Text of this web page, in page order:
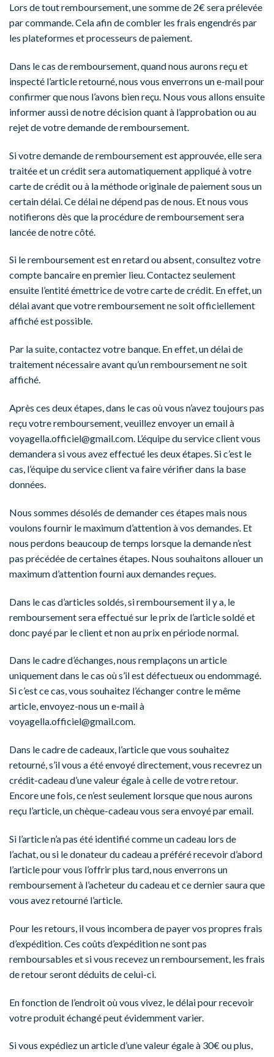
Lors de tout remboursement, une somme de 2€ sera prélevée
par commande. Cela afin de combler les frais engendrés par
les plateformes et processeurs de paiement.
Dans le cas de remboursement, quand nous aurons reçu et
inspecté l’article retourné, nous vous enverrons un e-mail pour
confirmer que nous l’avons bien reçu. Nous vous allons ensuite
informer aussi de notre décision quant à l’approbation ou au
rejet de votre demande de remboursement.
Si votre demande de remboursement est approuvée, elle sera
traitée et un crédit sera automatiquement appliqué à votre
carte de crédit ou à la méthode originale de paiement sous un
certain délai. Ce délai ne dépend pas de nous. Et nous vous
notifierons dès que la procédure de remboursement sera
lancée de notre côté.
Si le remboursement est en retard ou absent, consultez votre
compte bancaire en premier lieu. Contactez seulement
ensuite l’entité émettrice de votre carte de crédit. En effet, un
délai avant que votre remboursement ne soit officiellement
affiché est possible.
Par la suite, contactez votre banque. En effet, un délai de
traitement nécessaire avant qu’un remboursement ne soit
affiché.
Après ces deux étapes, dans le cas où vous n’avez toujours pas
reçu votre remboursement, veuillez envoyer un email à
voyagella.officiel@gmail.com. L’équipe du service client vous
demandera si vous avez effectué les deux étapes. Si c’est le
cas, l’équipe du service client va faire vérifier dans la base
données.
Nous sommes désolés de demander ces étapes mais nous
voulons fournir le maximum d’attention à vos demandes. Et
nous perdons beaucoup de temps lorsque la demande n’est
pas précédée de certaines étapes. Nous souhaitons allouer un
maximum d’attention fourni aux demandes reçues.
Dans le cas d’articles soldés, si remboursement il y a, le
remboursement sera effectué sur le prix de l’article soldé et
donc payé par le client et non au prix en période normal.
Dans le cadre d’échanges, nous remplaçons un article
uniquement dans le cas où s’il est défectueux ou endommagé.
Si c’est ce cas, vous souhaitez l’échanger contre le même
article, envoyez-nous un e-mail à
voyagella.officiel@gmail.com.
Dans le cadre de cadeaux, l’article que vous souhaitez
retourné, s’il vous a été envoyé directement, vous recevrez un
crédit-cadeau d’une valeur égale à celle de votre retour.
Encore une fois, ce n’est seulement lorsque que nous aurons
reçu l’article, un chèque-cadeau vous sera envoyé par email.
Si l’article n’a pas été identifié comme un cadeau lors de
l’achat, ou si le donateur du cadeau a préféré recevoir d’abord
l’article pour vous l’offrir plus tard, nous enverrons un
remboursement à l’acheteur du cadeau et ce dernier saura que
vous avez retourné l’article.
Pour les retours, il vous incombera de payer vos propres frais
d’expédition. Ces coûts d’expédition ne sont pas
remboursables et si vous recevez un remboursement, les frais
de retour seront déduits de celui-ci.
En fonction de l’endroit où vous vivez, le délai pour recevoir
votre produit échangé peut évidemment varier.
Si vous expédiez un article d’une valeur égale à 30€ ou plus,